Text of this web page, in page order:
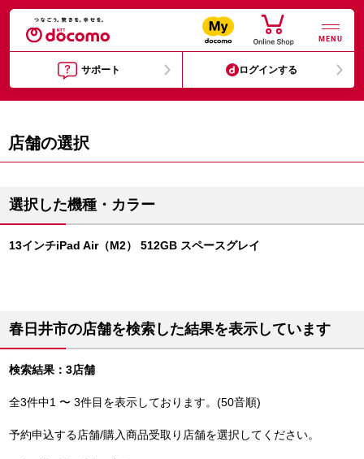
MENU
サポート ログインする
店舗の選択
選択した機種・カラー
13インチiPad Air（M2） 512GB スペースグレイ
春日井市の店舗を検索した結果を表示しています
検索結果：3店舗
全3件中1 〜 3件目を表示しております。(50音順)
予約申込する店舗/購入商品受取り店舗を選択してください。